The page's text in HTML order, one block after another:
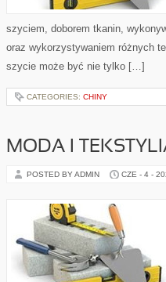
szyciem, doborem tkanin,
oraz wykorzystywaniem różnych
szycie może być nie tylko […]
CATEGORIES: CHINY
MODA I
POSTED BY ADMIN CZE - 4 -